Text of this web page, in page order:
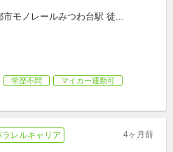
モノレールみつわ台駅 徒...
学歴不問
マイカー通勤可
ラレルキャリア 4ヶ月前